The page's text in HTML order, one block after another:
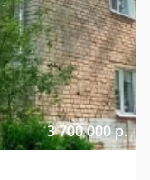
3 700 000 р.